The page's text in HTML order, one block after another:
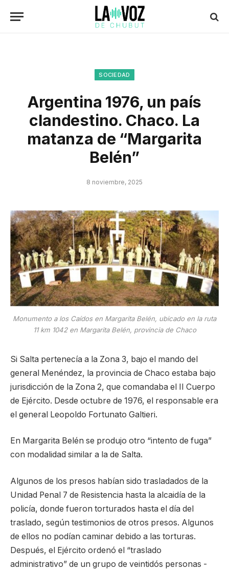
SOCIEDAD
Argentina 1976, un país
clandestino. Chaco. La
matanza de “Margarita
Belén”
8 noviembre, 2025
Monumento a los Caídos en Margarita Belén, ubicado en la ruta
11 km 1042 en Margarita Belén, provincia de Chaco
Si Salta pertenecía a la Zona 3, bajo el mando del
general Menéndez, la provincia de Chaco estaba bajo
jurisdicción de la Zona 2, que comandaba el II Cuerpo
de Ejército. Desde octubre de 1976, el responsable era
el general Leopoldo Fortunato Galtieri.
En Margarita Belén se produjo otro “intento de fuga”
con modalidad similar a la de Salta.
Algunos de los presos habían sido trasladados de la
Unidad Penal 7 de Resistencia hasta la alcaidía de la
policía, donde fueron torturados hasta el día del
traslado, según testimonios de otros presos. Algunos
de ellos no podían caminar debido a las torturas.
Después, el Ejército ordenó el “traslado
administrativo” de un grupo de veintidós personas -